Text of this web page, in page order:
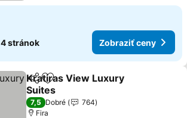
4 stránok Zobraziť ceny
ZdieľaťPridať do obľúbených
Kratiras View Luxury
Suites
Zobraziť ceny
7,5 Dobré
764
Fira